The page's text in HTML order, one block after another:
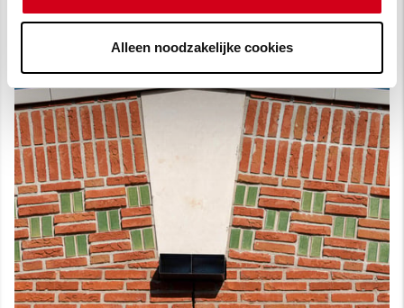
Alleen noodzakelijke cookies